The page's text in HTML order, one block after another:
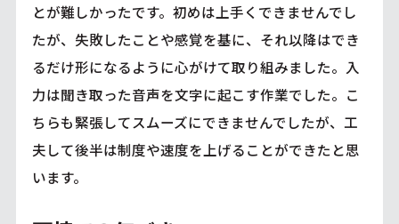
とが難しかったです。初めは上手くできませんでし
たが、失敗したことや感覚を基に、それ以降はでき
るだけ形になるように心がけて取り組みました。入
力は聞き取った音声を文字に起こす作業でした。こ
ちらも緊張してスムーズにできませんでしたが、工
夫して後半は制度や速度を上げることができたと思
います。